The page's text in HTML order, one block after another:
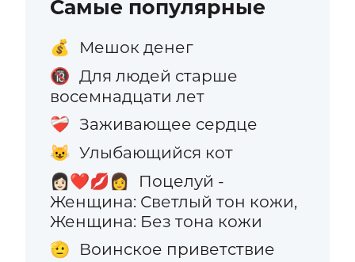
Самые популярные
💰 Мешок денег
🔞 Для людей старше
восемнадцати лет
❤️‍🩹 Заживающее сердце
😺 Улыбающийся кот
👩🏻‍❤️‍💋‍👩
Поцелуй -
Женщина: Светлый тон кожи,
Женщина: Без тона кожи
🫡 Воинское приветствие